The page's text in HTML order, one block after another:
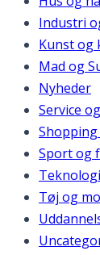
Industri
Kunst og
Mad og
Nyheder
Service
Sport og
Teknologi
Tøj og